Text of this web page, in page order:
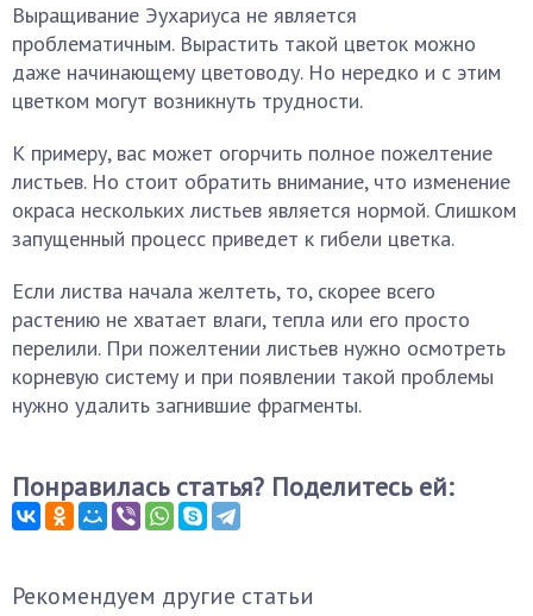
Выращивание Эухариуса не является
проблематичным. Вырастить такой цветок можно
даже начинающему цветоводу. Но нередко и с этим
цветком могут возникнуть трудности.
К примеру, вас может огорчить полное пожелтение
листьев. Но стоит обратить внимание, что изменение
окраса нескольких листьев является нормой. Слишком
запущенный процесс приведет к гибели цветка.
Если листва начала желтеть, то, скорее всего
растению не хватает влаги, тепла или его просто
перелили. При пожелтении листьев нужно осмотреть
корневую систему и при появлении такой проблемы
нужно удалить загнившие фрагменты.
Понравилась статья? Поделитесь ей:
Рекомендуем другие статьи